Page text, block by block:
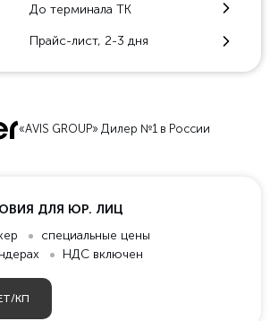
До терминала ТК
Прайс-лист, 2-3 дня
«AVIS GROUP» Дилер №1 в России
ДЛЯ ЮР. ЛИЦ
специальные цены
НДС включен
КП